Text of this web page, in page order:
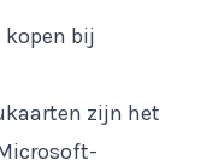
bij
zijn het